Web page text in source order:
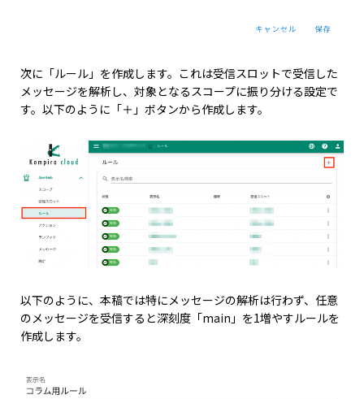
次に「ルール」を作成します。これは受信スロットで受信した
メッセージを解析し、対象となるスコープに振り分ける設定で
す。以下のように「＋」ボタンから作成します。
以下のように、本稿では特にメッセージの解析は行わず、任意
のメッセージを受信すると深刻度「main」を1増やすルールを
作成します。